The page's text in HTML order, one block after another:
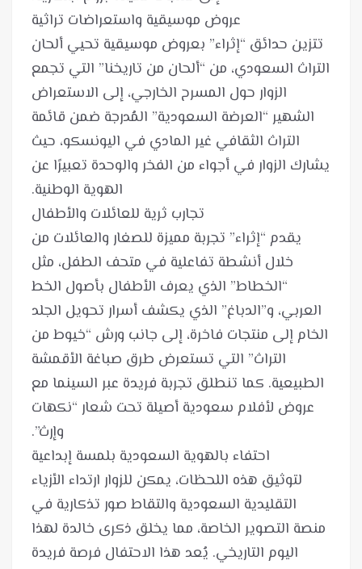
تتزين حدائق “إثراء” بعروض موسيقية تحيي ألحان
التراث السعودي، من “ألحان من تاريخنا” التي تجمع
الزوار حول المسرح الخارجي، إلى الاستعراض
الشهير “العرضة السعودية” المُدرجة ضمن قائمة
التراث الثقافي غير المادي في اليونسكو، حيث
يشارك الزوار في أجواء من الفخر والوحدة تعبيرًا عن
يقدم “إثراء” تجربة مميزة للصغار والعائلات من
خلال أنشطة تفاعلية في متحف الطفل، مثل
“الخطاط” الذي يعرف الأطفال بأصول الخط
العربي، و”الدباغ” الذي يكشف أسرار تحويل الجلد
الخام إلى منتجات فاخرة، إلى جانب ورش “خيوط من
التراث” التي تستعرض طرق صباغة الأقمشة
الطبيعية. كما تنطلق تجربة فريدة عبر السينما مع
عروض لأفلام سعودية أصيلة تحت شعار “نكهات
لتوثيق هذه اللحظات، يمكن للزوار ارتداء الأزياء
التقليدية السعودية والتقاط صور تذكارية في
منصة التصوير الخاصة، مما يخلق ذكرى خالدة لهذا
اليوم التاريخي. يُعد هذا الاحتفال فرصة فريدة